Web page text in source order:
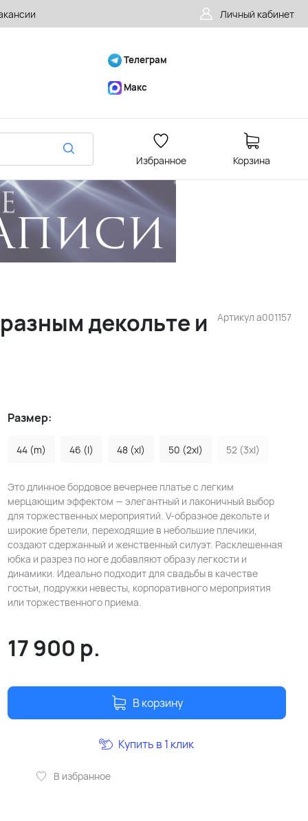
Личный кабинет
Телеграм
Макс
Избранное Корзина
Артикул a001157
декольте и
Размер:
44 (m) 46 (l) 48 (xl) 50 (2xl) 52 (3xl)
Это длинное бордовое вечернее платье с легким
мерцающим эффектом — элегантный и лаконичный выбор
для торжественных мероприятий. V-образное декольте и
широкие бретели, переходящие в небольшие плечики,
создают сдержанный и женственный силуэт. Расклешенная
юбка и разрез по ноге добавляют образу легкости и
динамики. Идеально подходит для свадьбы в качестве
гостьи, подружки невесты, корпоративного мероприятия
или торжественного приема.
17 900 р.
В корзину
В избранное
Купить в 1 клик